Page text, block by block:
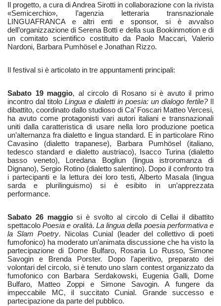
Il progetto, a cura di Andrea Sirotti in collaborazione con la rivista
«Semicerchio», l’agenzia letteraria transnazionale
LINGUAFRANCA e altri enti e sponsor, si è avvalso
dell’organizzazione di Serena Botti e della sua Bookinmotion e di
un comitato scientifico costituito da Paolo Maccari, Valerio
Nardoni, Barbara Pumhösel e Jonathan Rizzo.
Il festival si è articolato in tre appuntamenti principali:
Sabato 19 maggio, al circolo di Rosano si è avuto il primo
incontro dal titolo Lingua e dialetti in poesia: un dialogo fertile?Il
dibattito, coordinato dallo studioso di Ca’ Foscari Matteo Vercesi,
ha avuto come protagonisti vari autori italiani e transnazionali
uniti dalla caratteristica di usare nella loro produzione poetica
un’alternanza fra dialetto e lingua standard. E in particolare Rino
Cavasino (dialetto trapanese), Barbara Pumhösel (italiano,
tedesco standard e dialetto austriaco), Isacco Turina (dialetto
basso veneto), Loredana Bogliun (lingua istroromanza di
Dignano), Sergio Rotino (dialetto salentino). Dopo il confronto tra
i partecipanti e la lettura dei loro testi, Alberto Masala (lingua
sarda e plurilinguismo) si è esibito in un’apprezzata
performance.
Sabato 26 maggiosi è svolto al circolo di Cellai il dibattito
spettacoloPoesia e oralità. La lingua della poesia performativa e
la Slam Poetry. Nicolas Cunial (leader del collettivo di poeti
fumofonico) ha moderato un’animata discussione che ha visto la
partecipazione di Dome Bulfaro, Rosaria Lo Russo, Simone
Savogin e Brenda Porster. Dopo l’aperitivo, preparato dei
volontari del circolo, si è tenuto uno slam contest organizzato da
fumofonico con Barbara Serdakowski, Eugenia Galli, Dome
Bulfaro, Matteo Zoppi e Simone Savogin. A fungere da
impeccabile MC, il succitato Cunial. Grande successo e
partecipazione da parte del pubblico.